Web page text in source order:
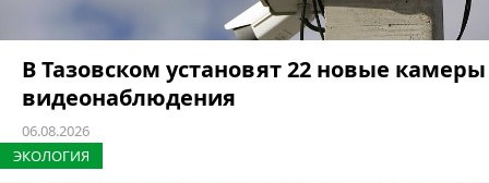
В Тазовском установят 22 новые камеры
видеонаблюдения
06.08.2026
ЭКОЛОГИЯ